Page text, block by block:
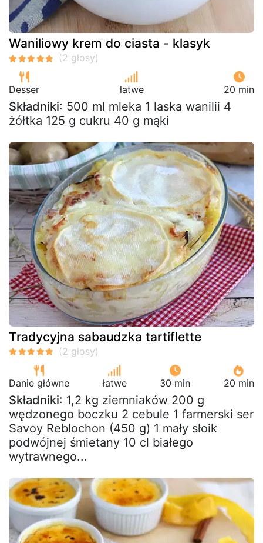
Waniliowy krem do ciasta - klasyk
Desser łatwe 20 min
Składniki: 500 ml mleka 1 laska wanilii 4
żółtka 125 g cukru 40 g mąki
Tradycyjna sabaudzka tartiflette
Danie główne łatwe 30 min 20 min
Składniki: 1,2 kg ziemniaków 200 g
wędzonego boczku 2 cebule 1 farmerski ser
Savoy Reblochon (450 g) 1 mały słoik
podwójnej śmietany 10 cl białego
wytrawnego...